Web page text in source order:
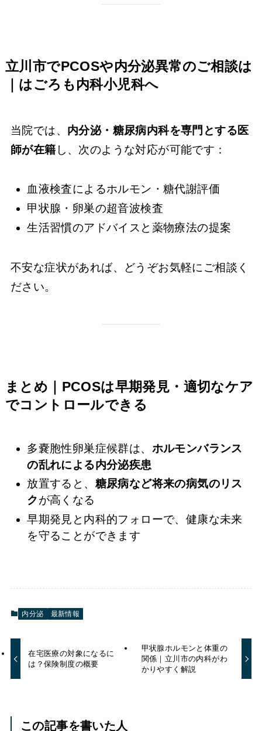
立川市でPCOSや内分泌異常のご相談は
｜はごろも内科小児科へ
当院では、 内分泌・糖尿病内科を専門とする医
師が在籍 し、次のような対応が可能です：
血液検査によるホルモン・糖代謝評価
甲状腺・卵巣の超音波検査
生活習慣のアドバイスと薬物療法の提案
不安な症状があれば、どうぞお気軽にご相談く
ださい。
まとめ｜PCOSは早期発見・適切なケア
でコントロールできる
多嚢胞性卵巣症候群は、 ホルモンバランス
の乱れによる内分泌疾患
放置すると、 糖尿病など将来の病気のリス
クが高くなる
早期発見と内科的フォローで、健康な未来
を守ることができます
内分泌 最新情報
在宅医療の対象になるに
は？保険制度の概要
甲状腺ホルモンと体重の
関係｜立川市の内科がわ
かりやすく解説
この記事を書いた人